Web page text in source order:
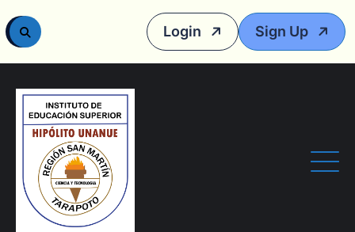
Login Sign Up